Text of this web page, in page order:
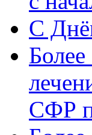
C
СФР